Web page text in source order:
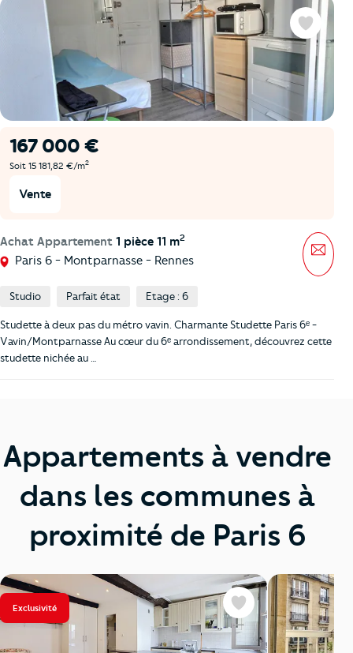
167 000 €
Soit 15 181,82 €/m2
Vente
Achat Appartement 1 pièce 11 m2
Paris 6 - Montparnasse - Rennes
Favoris
Studio Parfait état Etage : 6
Studette à deux pas du métro vavin. Charmante Studette Paris 6ᵉ -
Vavin/Montparnasse Au cœur du 6ᵉ arrondissement, découvrez cette
studette nichée au …
Appartements à vendre
dans les communes à
proximité de Paris 6
Exclusivité Favoris